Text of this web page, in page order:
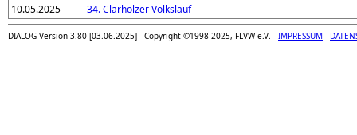
10.05.2025
34. Clarholzer Volkslauf
DIALOG Version 3.80 [03.06.2025] - Copyright ©1998-2025, FLVW e.V. - IMPRESSUM -